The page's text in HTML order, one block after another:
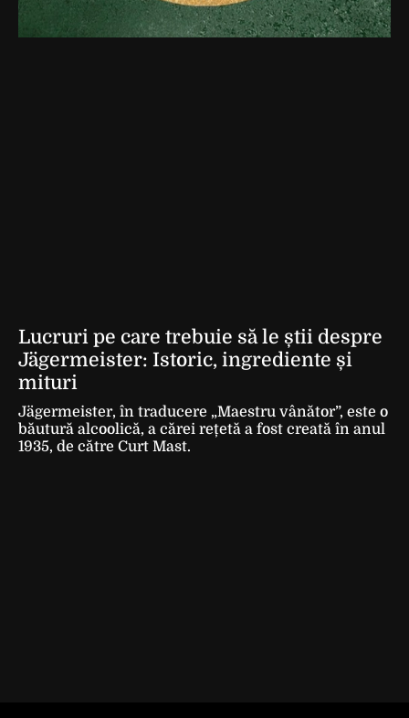
Lucruri pe care trebuie să le știi despre
Jägermeister: Istoric, ingrediente și
mituri
Jägermeister, în traducere „Maestru vânător”, este o
băutură alcoolică, a cărei rețetă a fost creată în anul
1935, de către Curt Mast.